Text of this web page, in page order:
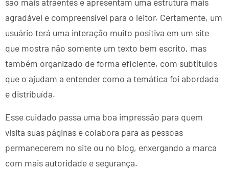
agradável e compreensível para o leitor. Certamente, um
usuário terá uma interação muito positiva em um site
que mostra não somente um texto bem escrito, mas
também organizado de forma eficiente, com subtítulos
que o ajudam a entender como a temática foi abordada
e distribuída.
Esse cuidado passa uma boa impressão para quem
visita suas páginas e colabora para as pessoas
permanecerem no site ou no blog, enxergando a marca
com mais autoridade e segurança.